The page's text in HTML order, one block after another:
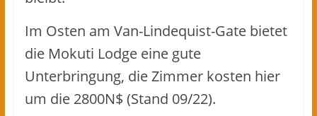
Im Osten am Van-Lindequist-Gate bietet
die Mokuti Lodge eine gute
Unterbringung, die Zimmer kosten hier
um die 2800N$ (Stand 09/22).